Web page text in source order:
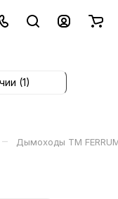
(1)
– Дымоходы ТМ